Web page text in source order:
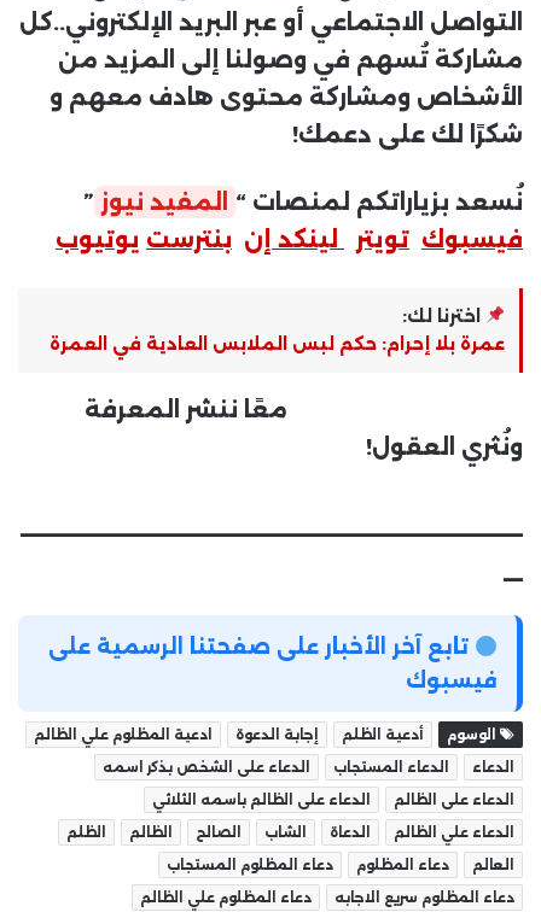
التواصل الاجتماعي أو عبر البريد الإلكتروني..كل
مشاركة تُسهم في وصولنا إلى المزيد من
الأشخاص ومشاركة محتوى هادف معهم و
شكرًا لك على دعمك!
نُسعد بزياراتكم لمنصات “ المفيد نيوز ”
فيسبوك تويتر لينكد إن بنترست يوتيوب
اخترنا لك:
عمرة بلا إحرام: حكم لبس الملابس العادية في العمرة
معًا ننشر المعرفة
ونُثري العقول!
تابع آخر الأخبار على صفحتنا الرسمية على
فيسبوك
الوسوم أدعية الظلم إجابة الدعوة
ادعية المظلوم علي الظالم
الدعاء
الدعاء المستجاب
الدعاء على الشخص بذكر اسمه
الدعاء على الظالم
الدعاء على الظالم باسمه الثلاثي
الدعاء علي الظالم
الدعاة الشاب الصالح الظالم
الظلم
العالم
دعاء المظلوم
دعاء المظلوم المستجاب
دعاء المظلوم سريع الاجابه
دعاء المظلوم علي الظالم